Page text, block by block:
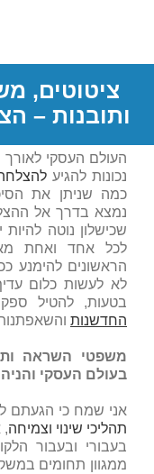
ציטוטים,
ותובנות –
הדרכה וליווי מנהלים ,ייעוץ עסקי
ניהול שינויים וצמיחה,
העולם העסקי
נכונות להגיע
כמה שניתן את
נמצא בדרך אל
שכישלון נוטה
לכל אחד ואחת
הראשונים להימנע
לא לעשות כלום
בטעות, להטיל ספק
החדשנות
משפטי השראה
בעולם העסקי
אני שמח כי הגעתם
תהליכי שינוי וצמיחה,
בעבורי ובעבור
ממגוון תחומים